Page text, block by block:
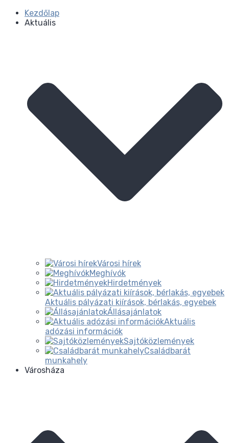
Kezdőlap
Aktuális
Városi hírek
Meghívók
Hirdetmények
Aktuális pályázati kiírások, bérlakás, egyebek
Állásajánlatok
Aktuális
adózási információk
Sajtóközlemények
Családbarát
munkahely
Városháza